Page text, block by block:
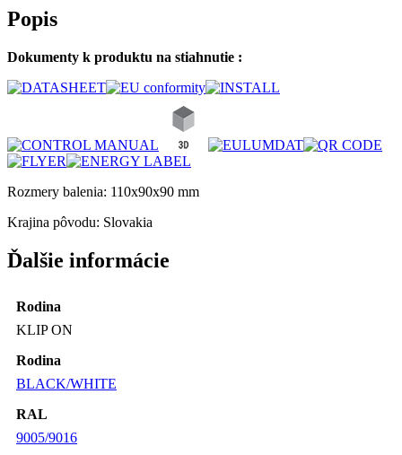
Popis
Dokumenty k produktu na stiahnutie :
Rozmery balenia: 110x90x90 mm
Krajina pôvodu: Slovakia
Ďalšie informácie
Rodina
KLIP ON
Rodina
BLACK/WHITE
RAL
9005/9016